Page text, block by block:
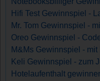
Hifi Test Gewinnspiel -
Mr. Tom Gewinnspiel -
Oreo Gewinnspiel -
M&Ms Gewinnspiel -
Keli Gewinnspiel - zum
Hotelaufenthalt